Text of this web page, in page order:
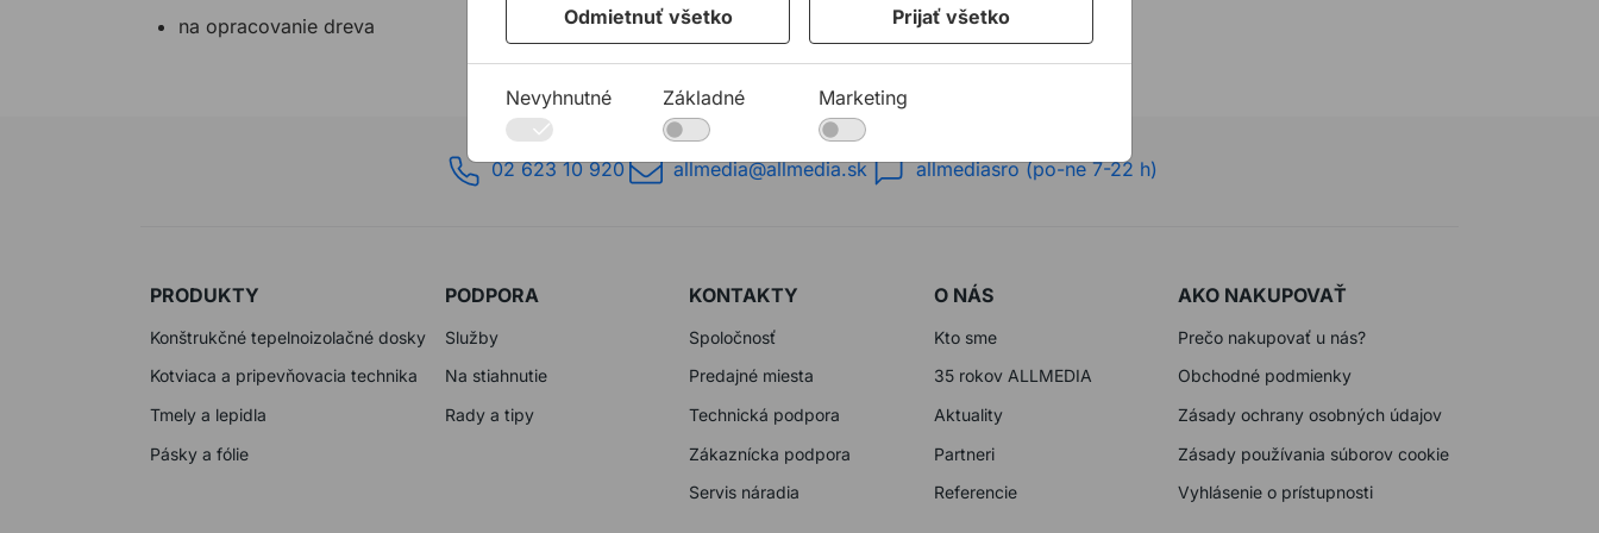
na opracovanie dreva
02 623 10 920 allmedia@allmedia.sk allmediasro (po-ne 7-22 h)
PRODUKTY
Konštrukčné tepelnoizolačné dosky
Kotviaca a pripevňovacia technika
Tmely a lepidla
Pásky a fólie
PODPORA
Služby
Na stiahnutie
Rady a tipy
KONTAKTY
Spoločnosť
Predajné miesta
Technická podpora
Zákaznícka podpora
Servis náradia
O NÁS
Kto sme
35 rokov ALLMEDIA
Aktuality
Partneri
Referencie
AKO NAKUPOVAŤ
Prečo nakupovať u nás?
Obchodné podmienky
Zásady ochrany osobných údajov
Zásady používania súborov cookie
Vyhlásenie o prístupnosti
Odmietnuť všetko Prijať všetko
Nevyhnutné Základné Marketing